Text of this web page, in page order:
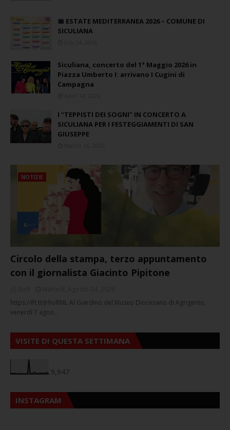
📅 ESTATE MEDITERRANEA 2026 – COMUNE DI
SICULIANA
Siculiana, concerto del 1° Maggio 2026 in
Piazza Umberto I: arrivano I Cugini di
Campagna
I “TEPPISTI DEI SOGNI” IN CONCERTO A
SICULIANA PER I FESTEGGIAMENTI DI SAN
GIUSEPPE
NOTIZIE
Circolo della stampa, terzo appuntamento
con il giornalista Giacinto Pipitone
https://ift.tt/JrhoRML Al Giardino del Museo Diocesano di Agrigento,
venerdì 7 agos…
VISITE DI QUESTA SETTIMANA
9,947
INSTAGRAM